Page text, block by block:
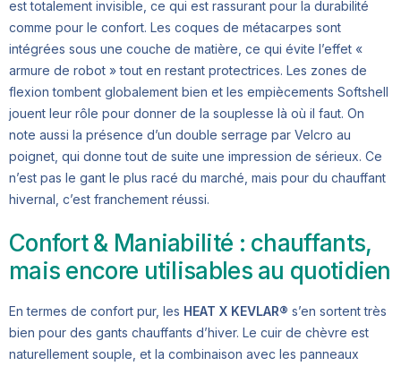
est totalement invisible, ce qui est rassurant pour la durabilité
comme pour le confort. Les coques de métacarpes sont
intégrées sous une couche de matière, ce qui évite l’effet «
armure de robot » tout en restant protectrices. Les zones de
flexion tombent globalement bien et les empiècements Softshell
jouent leur rôle pour donner de la souplesse là où il faut. On
note aussi la présence d’un double serrage par Velcro au
poignet, qui donne tout de suite une impression de sérieux. Ce
n’est pas le gant le plus racé du marché, mais pour du chauffant
hivernal, c’est franchement réussi.
Confort & Maniabilité : chauffants,
mais encore utilisables au quotidien
En termes de confort pur, les HEAT X KEVLAR® s’en sortent très
bien pour des gants chauffants d’hiver. Le cuir de chèvre est
naturellement souple, et la combinaison avec les panneaux